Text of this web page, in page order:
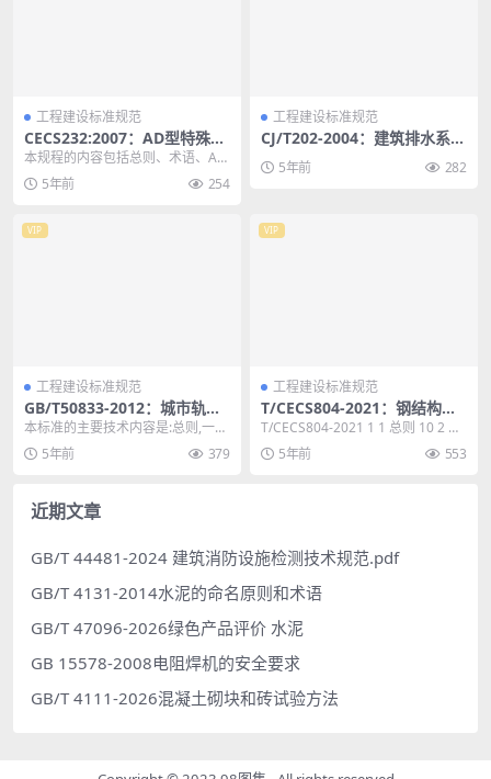
工程建设标准规范
CECS232:2007：AD型特殊单
立管排水系统技术规程
本规程的内容包括总则、术语、AD
型特殊单立管排水系统、管道布置
和敷设、水力计算、...
5年前 254
工程建设标准规范
CJ/T202-2004：建筑排水系统
吸气阀
5年前 282
VIP
工程建设标准规范
GB/T50833-2012：城市轨道
交通工程基本术语标准
本标准的主要技术内容是:总则,一般
术语,客流,行车组织,车辆与车辆基
地,线路、限...
5年前 379
VIP
工程建设标准规范
T/CECS804-2021：钢结构中
心支撑框架设计标准
T/CECS804-2021 1 1 总则 10 2 术
语和符号 11 2.1 ...
5年前 553
近期文章
GB/T 44481-2024 建筑消防设施检测技术规范.pdf
GB/T 4131-2014水泥的命名原则和术语
GB/T 47096-2026绿色产品评价 水泥
GB 15578-2008电阻焊机的安全要求
GB/T 4111-2026混凝土砌块和砖试验方法